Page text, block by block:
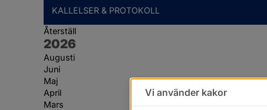
KALLELSER & PROTOKOLL
Återställ
År:
2026
Augusti
Juni
Maj
April
Mars
Vi använder kakor